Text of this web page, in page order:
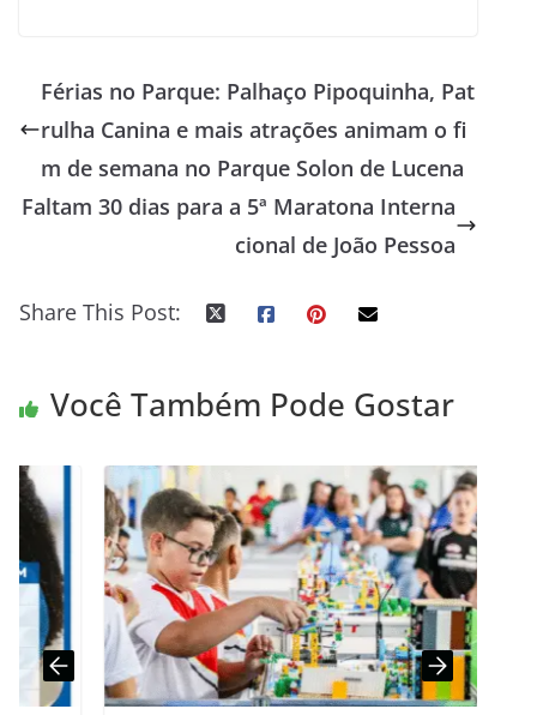
Férias no Parque: Palhaço Pipoquinha, Pat
rulha Canina e mais atrações animam o fi
m de semana no Parque Solon de Lucena
Faltam 30 dias para a 5ª Maratona Interna
cional de João Pessoa
Share This Post:
Você Também Pode Gostar